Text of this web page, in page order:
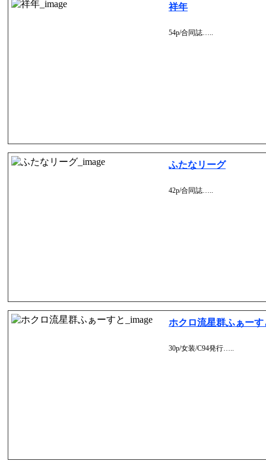
祥年
54p/合同誌…..
ふたなリーグ
42p/合同誌…..
ホクロ流星群ふぁーす
30p/女装/C94発行…..